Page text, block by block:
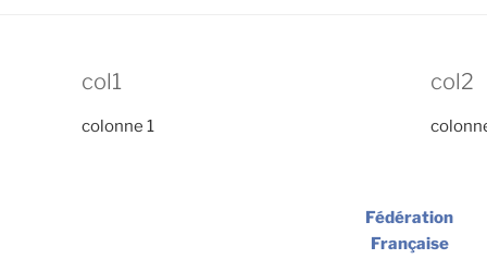
col1
colonne 1
col2
Fédération
Française